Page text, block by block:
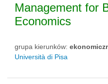
Management for
Economics
grupa kierunków:
Università di Pisa